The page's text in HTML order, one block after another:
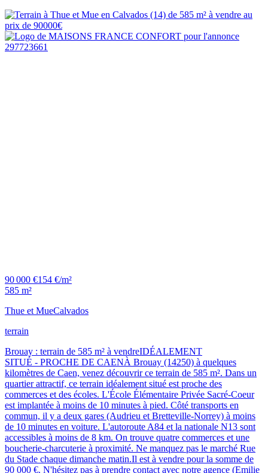
90 000 €154 €/m²
585 m²
Thue et MueCalvados
terrain
Brouay : terrain de 585 m² à vendreIDÉALEMENT
SITUÉ - PROCHE DE CAENÀ Brouay (14250) à quelques
kilomètres de Caen, venez découvrir ce terrain de 585 m². Dans un
quartier attractif, ce terrain idéalement situé est proche des
commerces et des écoles. L'École Élémentaire Privée Sacré-Coeur
est implantée à moins de 10 minutes à pied. Côté transports en
commun, il y a deux gares (Audrieu et Bretteville-Norrey) à moins
de 10 minutes en voiture. L'autoroute A84 et la nationale N13 sont
accessibles à moins de 8 km. On trouve quatre commerces et une
boucherie-charcuterie à proximité. Ne manquez pas le marché Rue
du Stade chaque dimanche matin.Il est à vendre pour la somme de
90 000 €. N'hésitez pas à prendre contact avec notre agence (Emilie